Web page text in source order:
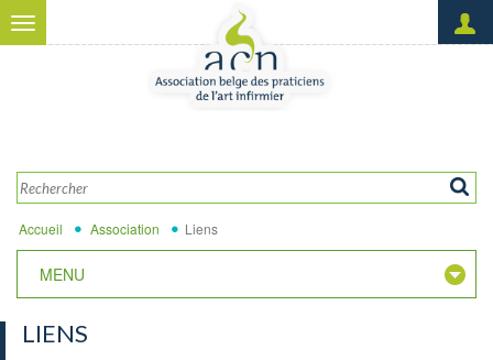
Aller au contenu principal
de passe
Toggle
navigation
Accueil Association Liens
MENU
LIENS